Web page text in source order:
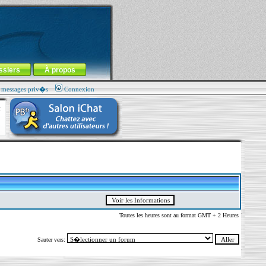
À propos
priv�s Connexion
Toutes les heures sont au format GMT + 2 Heures
Sauter vers: